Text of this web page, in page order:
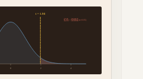
0 2 4
t =1.98
紅色 = 拒絕域 (α=0.05)